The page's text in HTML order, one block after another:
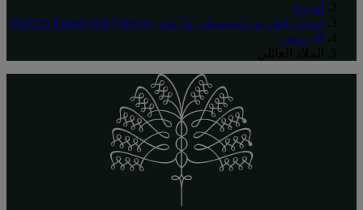
أوروبا
فندق رافلز يوروبيجسكي وارسو (Raffles Europejski Warsaw)
العروض